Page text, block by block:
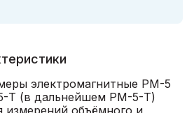
электромагнитные РМ-5
Т (в дальнейшем РМ-5-Т)
измерений объёмного и